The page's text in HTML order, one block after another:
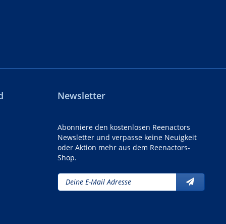
Newsletter
Abonniere den kostenlosen Reenactors
Newsletter und verpasse keine Neuigkeit
oder Aktion mehr aus dem Reenactors-
Shop.